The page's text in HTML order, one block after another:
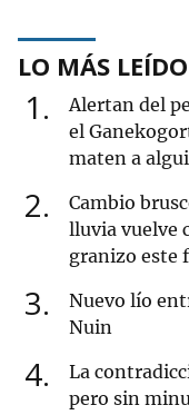
LO MÁS LEÍDO
1
Alertan del
el
maten a
2
Cambio
lluvia vuelve
granizo este
3
Nuevo lío
Nuin
4
La
pero sin